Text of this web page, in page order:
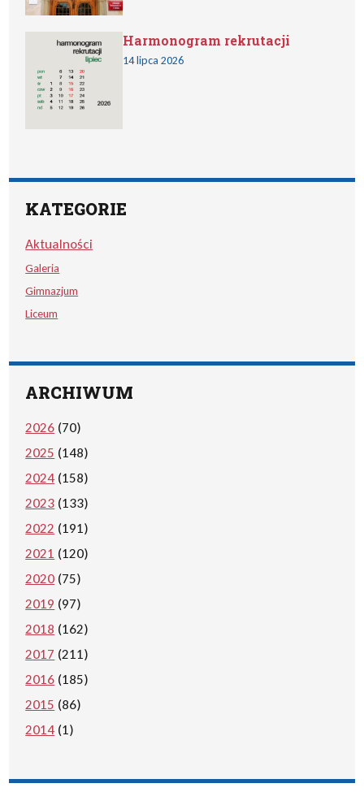
Harmonogram rekrutacji
14 lipca 2026
KATEGORIE
Aktualności
Galeria
Gimnazjum
Liceum
ARCHIWUM
2026 (70)
2025 (148)
2024 (158)
2023 (133)
2022 (191)
2021 (120)
2020 (75)
2019 (97)
2018 (162)
2017 (211)
2016 (185)
2015 (86)
2014 (1)